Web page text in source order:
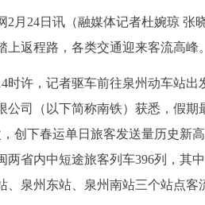
2月24日讯（融媒体记者杜婉琼 张
上返程路，各类交通迎来客流高峰。
时许，记者驱车前往泉州动车站
公司（以下简称南铁）获悉，假
，创下春运单日旅客发送量历史新
两省内中短途旅客列车396列，其
、泉州东站、泉州南站三个站点客